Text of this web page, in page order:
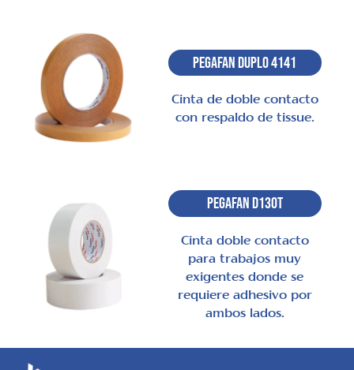
Pegafan Duplo 4141
Cinta de doble contacto
con respaldo de tissue.
Pegafan D130T
Cinta doble contacto
para trabajos muy
exigentes donde se
requiere adhesivo por
ambos lados.